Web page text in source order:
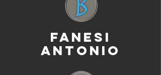
FANESI
ANTONIO